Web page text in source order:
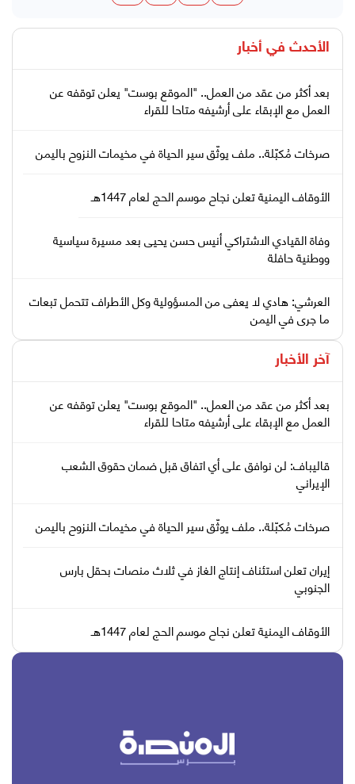
الأحدث في أخبار
بعد أكثر من عقد من العمل.. "الموقع بوست" يعلن توقفه عن
العمل مع الإبقاء على أرشيفه متاحا للقراء
صرخات مُكبّلة.. ملف يوثّق سير الحياة في مخيمات النزوح باليمن
الأوقاف اليمنية تعلن نجاح موسم الحج لعام 1447هـ
وفاة القيادي الاشتراكي أنيس حسن يحيى بعد مسيرة سياسية
ووطنية حافلة
العرشي: هادي لا يعفى من المسؤولية وكل الأطراف تتحمل تبعات
ما جرى في اليمن
آخر الأخبار
بعد أكثر من عقد من العمل.. "الموقع بوست" يعلن توقفه عن
العمل مع الإبقاء على أرشيفه متاحا للقراء
قاليباف: لن نوافق على أي اتفاق قبل ضمان حقوق الشعب
الإيراني
صرخات مُكبّلة.. ملف يوثّق سير الحياة في مخيمات النزوح باليمن
إيران تعلن استئناف إنتاج الغاز في ثلاث منصات بحقل بارس
الجنوبي
الأوقاف اليمنية تعلن نجاح موسم الحج لعام 1447هـ